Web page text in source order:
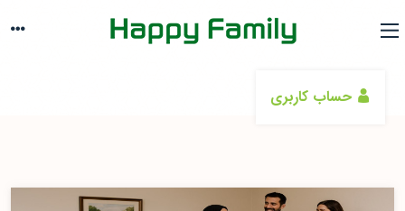
حساب کاربری